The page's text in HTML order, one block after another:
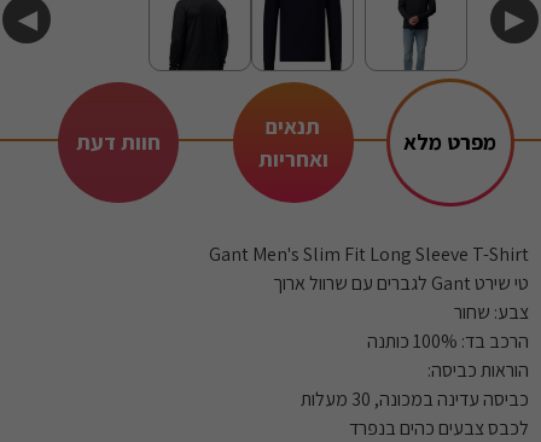
◀ ▶
מפרט מלא
תנאים
ואחריות
חוות דעת
Gant Men's Slim Fit Long Sleeve T-Shirt
טי שירט Gant לגברים עם שרוול ארוך
צבע: שחור
הרכב בד: 100% כותנה
הוראות כביסה:
כביסה עדינה במכונה, 30 מעלות
לכבס צבעים כהים בנפרד